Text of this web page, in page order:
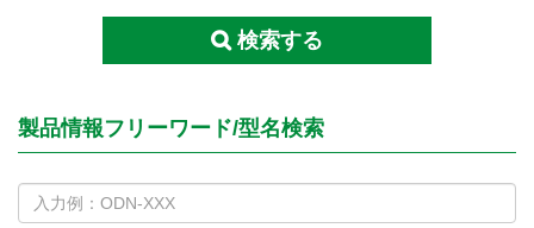
検索する
製品情報フリーワード/型名検索